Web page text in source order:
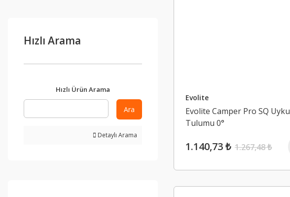
Hızlı Arama
Hızlı Ürün Arama
Ara
Detaylı Arama
Evolite
Evolite Camper Pro SQ Uyku
Tulumu 0°
1.140,73 ₺ 1.267,48 ₺